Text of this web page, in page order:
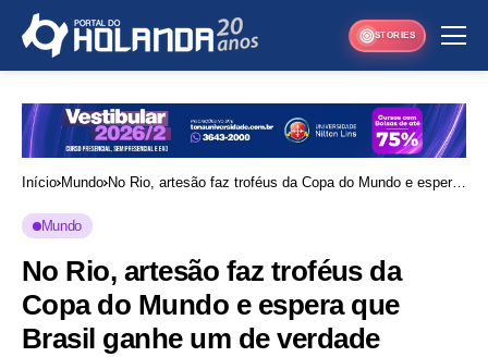
STORIES
Início Mundo No Rio, artesão faz troféus da Copa do Mundo e espera
Mundo
No Rio, artesão faz troféus da
Copa do Mundo e espera que
Brasil ganhe um de verdade